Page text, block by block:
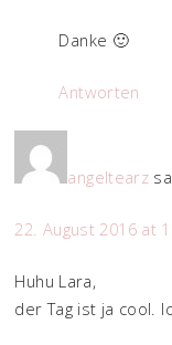
Danke 🙂
Antworten
angeltearz
22. August 2016 at
Huhu Lara,
der Tag ist ja cool.